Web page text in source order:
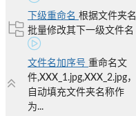
下级重命名 根据文件夹名
批量修改其下一级文件名
文件名加序号 重命名文
件,XXX_1.jpg,XXX_2.jpg，
自动填充文件夹名称作
为...